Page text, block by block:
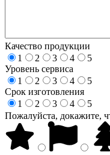
Качество продукции
1
2 3 4
5
Уровень сервиса
1
2 3 4
5
Срок изготовления
1
2 3 4
5
Пожалуйста, докажите,